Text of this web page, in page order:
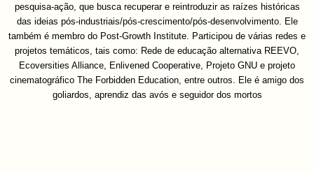
pesquisa-ação, que busca recuperar e reintroduzir as raízes históricas
das ideias pós-industriais/pós-crescimento/pós-desenvolvimento. Ele
também é membro do Post-Growth Institute. Participou de várias redes e
projetos temáticos, tais como: Rede de educação alternativa REEVO,
Ecoversities Alliance, Enlivened Cooperative, Projeto GNU e projeto
cinematográfico The Forbidden Education, entre outros. Ele é amigo dos
goliardos, aprendiz das avós e seguidor dos mortos